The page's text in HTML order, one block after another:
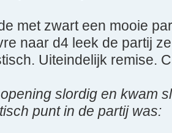
met zwart een mooie
naar d4 leek de partij
Uiteindelijk remise.
slordig en kwam
punt in de partij was: